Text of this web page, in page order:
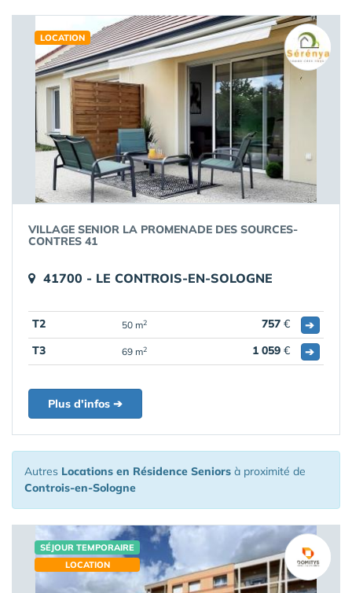
LOCATION
VILLAGE SENIOR LA PROMENADE DES SOURCES-
CONTRES 41
41700 - LE CONTROIS-EN-SOLOGNE
T2 50 m2 757 €
➔
T3
69 m2 1 059 € ➔
Plus d'infos ➔
Autres Locations en Résidence Seniors à proximité de
Controis-en-Sologne
SÉJOUR TEMPORAIRE
LOCATION